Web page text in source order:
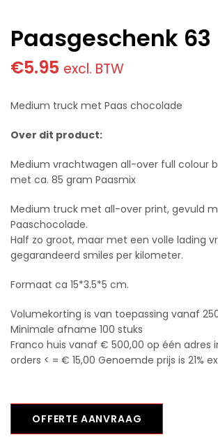
Paasgeschenk 63
€5.95 excl. BTW
Medium truck met Paas chocolade
Over dit product:
Medium vrachtwagen all-over full colour
met ca. 85 gram Paasmix
Medium truck met all-over print, gevuld
Paaschocolade.
Half zo groot, maar met een volle lading
gegarandeerd smiles per kilometer.
Formaat ca 15*3.5*5 cm.
Volumekorting is van toepassing vanaf
Minimale afname 100 stuks
Franco huis vanaf € 500,00 op één adres
orders < = € 15,00 Genoemde prijs is 21%
OFFERTE AANVRAAG